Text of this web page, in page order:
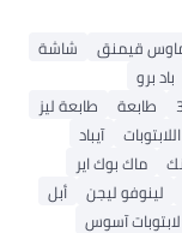
قيمنق
شاشة
باد برو
طابعة
طابعة ليز
آيباد
ماك بوك اير
لينوفو ليجن
أبل
لابتوبات آسوس